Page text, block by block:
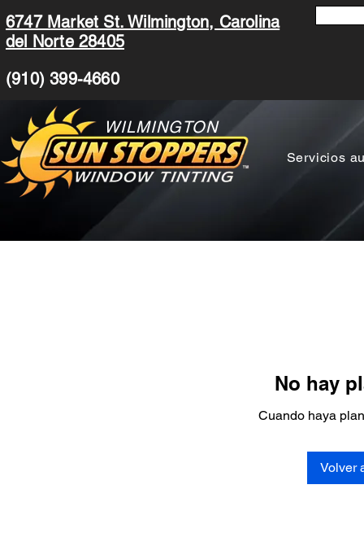
6747 Market St. Wilmington, Carolina
del Norte 28405
(910) 399-4660
WILMINGTON
Servicios
No hay
Cuando haya
Volver